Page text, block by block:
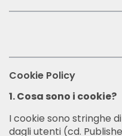
Cookie Policy
1. Cosa sono i cookie?
I cookie sono stringhe
dagli utenti (cd.